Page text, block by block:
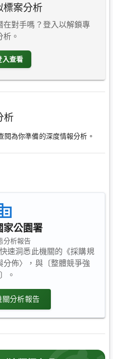
標案分析
對手嗎？登入以解鎖專
析。
入查看
析
閱為你準備的深度情報分析。
家公園署
分析報告
速洞悉此機關的《採購規
佈〉，與〔整體競爭強
。
關分析報告